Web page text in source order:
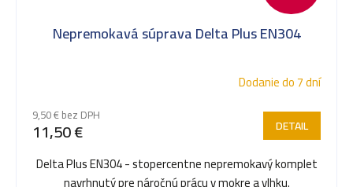
Nepremokavá súprava Delta Plus EN304
Dodanie do 7 dní
9,50 € bez DPH
11,50 € DETAIL
Delta Plus EN304 - stopercentne nepremokavý komplet
navrhnutý pre náročnú prácu v mokre a vlhku.